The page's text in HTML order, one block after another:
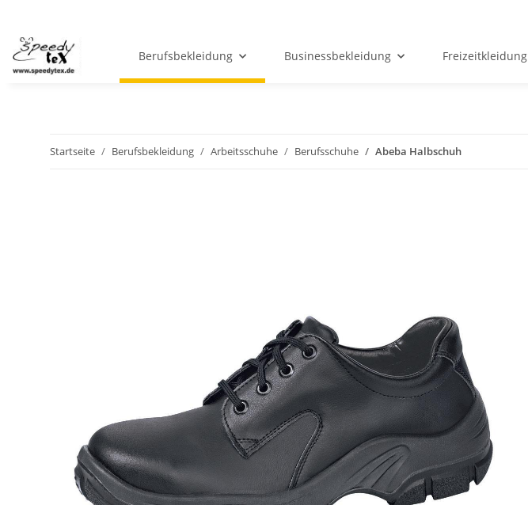
Berufsbekleidung Businessbekleidung Freizeitkleidung
Startseite Berufsbekleidung Arbeitsschuhe Berufsschuhe Abeba Halbschuh